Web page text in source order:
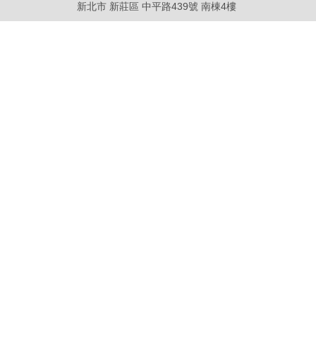
新北市 新莊區 中平路439號 南棟4樓